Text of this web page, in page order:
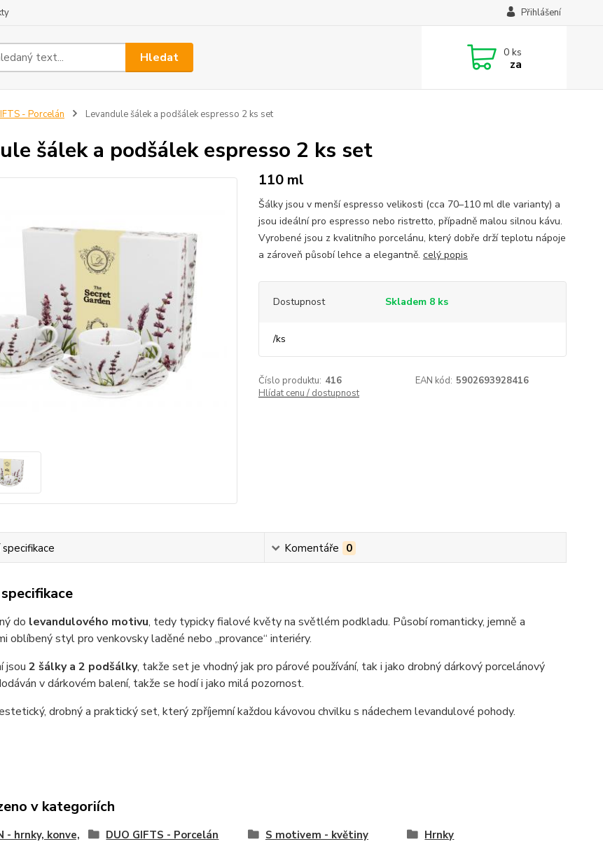
Přihlášení
Hledat 0 ks
za
- Porcelán Levandule šálek a podšálek espresso 2 ks set
šálek a podšálek espresso 2 ks set
110 ml
Šálky jsou v menší espresso velikosti (cca 70–110 ml dle varianty) a
jsou ideální pro espresso nebo ristretto, případně malou silnou kávu.
Vyrobené jsou z kvalitního porcelánu, který dobře drží teplotu nápoje
a zároveň působí lehce a elegantně. celý popis
Dostupnost Skladem 8 ks
/ks
Číslo produktu: 416 EAN kód: 5902693928416
Hlídat cenu / dostupnost
Komentáře 0
do levandulového motivu, tedy typicky fialové květy na světlém podkladu. Působí romanticky, jemně a
oblíbený styl pro venkovsky laděné nebo „provance“ interiéry.
jsou 2 šálky a 2 podšálky, takže set je vhodný jak pro párové používání, tak i jako drobný dárkový porcelánový
v dárkovém balení, takže se hodí i jako milá pozornost.
drobný a praktický set, který zpříjemní každou kávovou chvilku s nádechem levandulové pohody.
v kategoriích
- hrnky, konve,
DUO GIFTS - Porcelán S motivem - květiny Hrnky